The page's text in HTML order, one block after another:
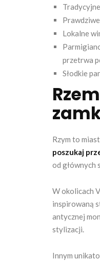
Lokalne
przetrwa
Słodkie
Rzym to
poszukaj
od głównych
W okolicach
inspirowaną
antycznej
stylizacji.
Innym